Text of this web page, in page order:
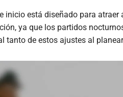
inicio está diseñado para
ya que los partidos
tanto de estos ajustes al